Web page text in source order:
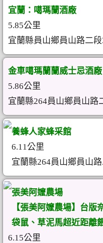
宜蘭：噶瑪蘭酒廠
5.85公里
宜蘭縣員山鄉員山路二
金車噶瑪蘭蘭威士忌酒廠
5.86公里
宜蘭縣264員山鄉員山路
養蜂人家蜂采館
6.11公里
宜蘭縣264員山鄉員山
張美阿嬤農場
【張美阿嬤農場】台版
袋鼠、草泥馬超近距離
6.15公里